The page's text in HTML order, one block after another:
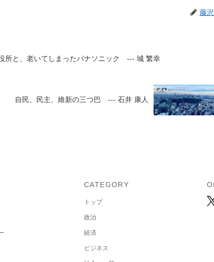
藤
所と、老いてしまったパナソニック --- 城 繁幸
自民、民主、維新の三つ巴 --- 石井 康人
CATEGORY
トップ
政治
経済
ビジネス